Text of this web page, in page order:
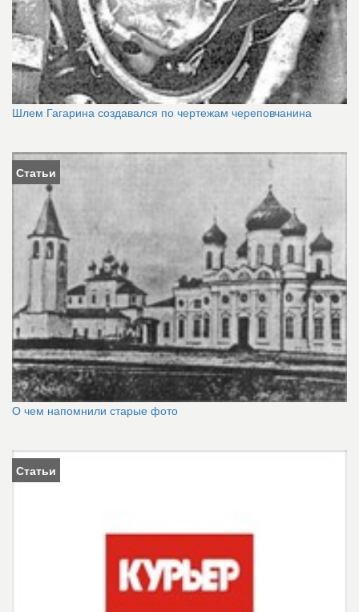
Шлем Гагарина создавался по чертежам череповчанина
Статьи
О чем напомнили старые фото
Статьи